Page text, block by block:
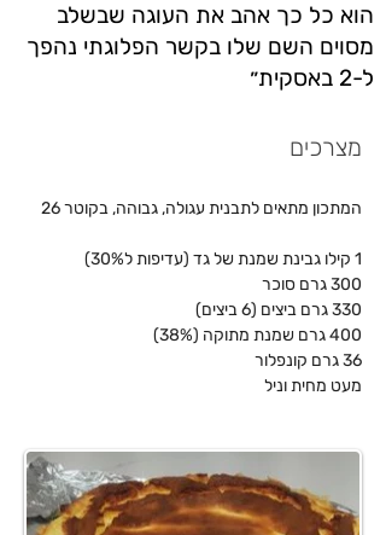
הוא כל כך אהב את העוגה שבשלב
מסוים השם שלו בקשר הפלוגתי נהפך
ל-2 באסקית״
מצרכים
המתכון מתאים לתבנית עגולה, גבוהה, בקוטר 26
1 קילו גבינת שמנת של גד (עדיפות ל30%)
300 גרם סוכר
330 גרם ביצים (6 ביצים)
400 גרם שמנת מתוקה (38%)
36 גרם קונפלור
מעט מחית וניל